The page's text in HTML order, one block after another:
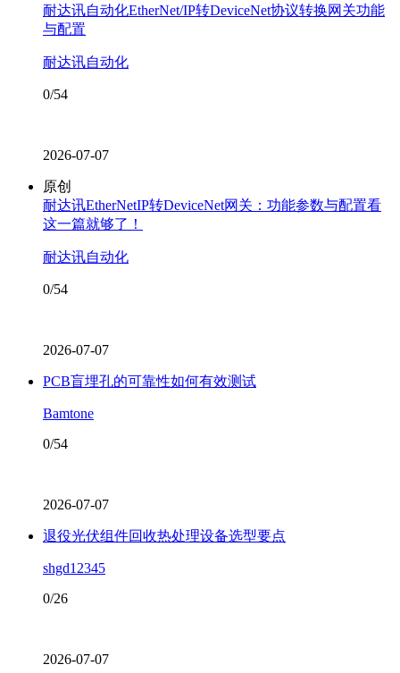
耐达讯自动化EtherNet/IP转DeviceNet协议转换网关功能
与配置
耐达讯自动化
0/54
2026-07-07
原创
耐达讯EtherNetIP转DeviceNet网关：功能参数与配置看
这一篇就够了！
耐达讯自动化
0/54
2026-07-07
PCB盲埋孔的可靠性如何有效测试
Bamtone
0/54
2026-07-07
退役光伏组件回收热处理设备选型要点
shgd12345
0/26
2026-07-07